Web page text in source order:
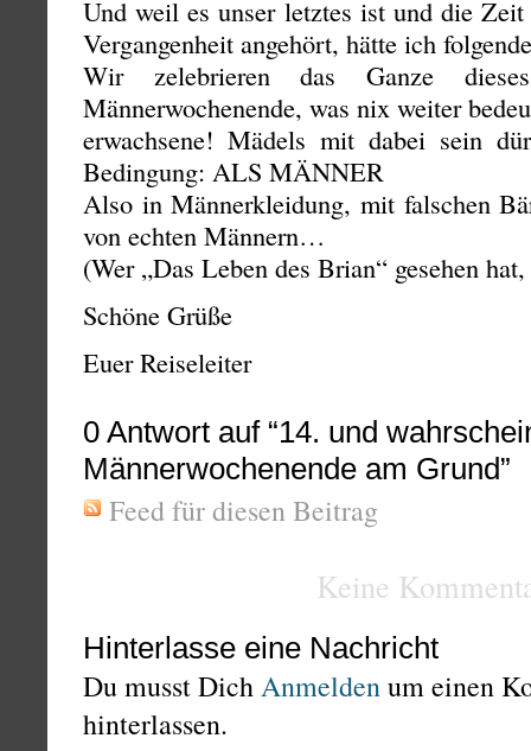
Und weil es unser letztes ist und die
Vergangenheit angehört, hätte ich
Wir zelebrieren das Ganze
Männerwochenende, was nix weiter
erwachsene! Mädels mit dabei sein
Bedingung: ALS MÄNNER
Also in Männerkleidung, mit falschen
von echten Männern…
(Wer „Das Leben des Brian“ gesehen
Schöne Grüße
Euer Reiseleiter
0 Antwort auf “14. und
Männerwochenende am Grund”
Feed für diesen Beitrag
Keine
Hinterlasse eine Nachricht
Du musst DichAnmeldenum einen
hinterlassen.